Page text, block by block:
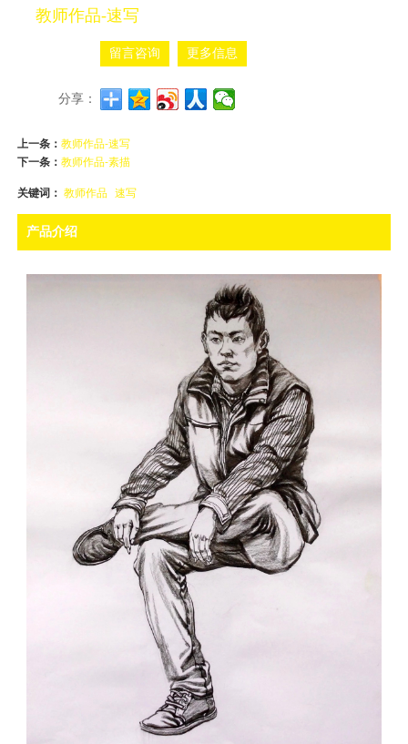
教师作品-速写
留言咨询 更多信息
分享：
上一条：教师作品-速写
下一条：教师作品-素描
关键词：教师作品 速写
产品介绍